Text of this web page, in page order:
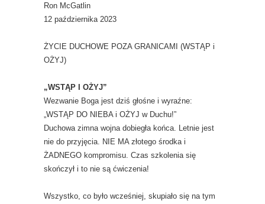
Ron McGatlin
12 października 2023
ŻYCIE DUCHOWE POZA GRANICAMI (WSTĄP i
OŻYJ)
„WSTĄP I OŻYJ”
Wezwanie Boga jest dziś głośne i wyraźne:
„WSTĄP DO NIEBA i OŻYJ w Duchu!”
Duchowa zimna wojna dobiegła końca. Letnie jest
nie do przyjęcia. NIE MA złotego środka i
ŻADNEGO kompromisu. Czas szkolenia się
skończył i to nie są ćwiczenia!
Wszystko, co było wcześniej, skupiało się na tym